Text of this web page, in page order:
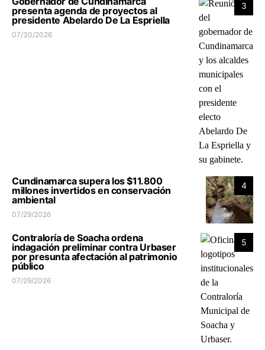
3
presenta agenda de proyectos al
presidente Abelardo De La Espriella
07/30/2026
4
Cundinamarca supera los $11.800
millones invertidos en conservación
ambiental
07/29/2026
5
Contraloría de Soacha ordena
indagación preliminar contra Urbaser
por presunta afectación al patrimonio
público
07/29/2026